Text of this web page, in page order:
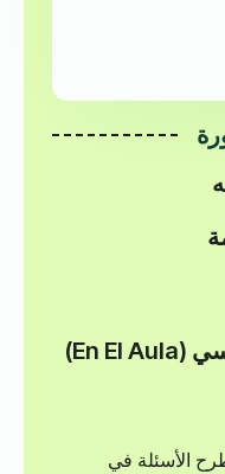
الأسئلة في